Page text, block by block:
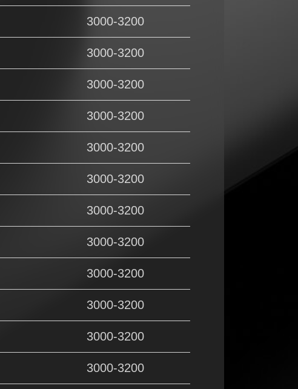
3000-3200
3000-3200
3000-3200
3000-3200
3000-3200
3000-3200
3000-3200
3000-3200
3000-3200
3000-3200
3000-3200
3000-3200